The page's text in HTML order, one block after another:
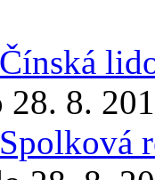
Čínská
28. 8.
Spolková